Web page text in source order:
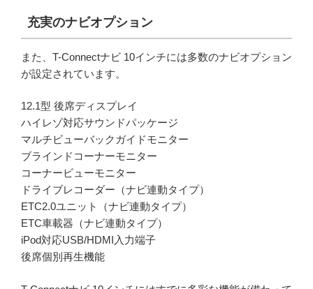
充実のナビオプション
また、T-Connectナビ 10インチには多数のナビオプション
が設定されています。
12.1型 後席ディスプレイ
ハイレゾ対応サウンドパッケージ
マルチビューバックガイドモニター
ブラインドコーナーモニター
コーナービューモニター
ドライブレコーダー（ナビ連動タイプ）
ETC2.0ユニット（ナビ連動タイプ）
ETC車載器（ナビ連動タイプ）
iPod対応USB/HDMI入力端子
後席個別再生機能